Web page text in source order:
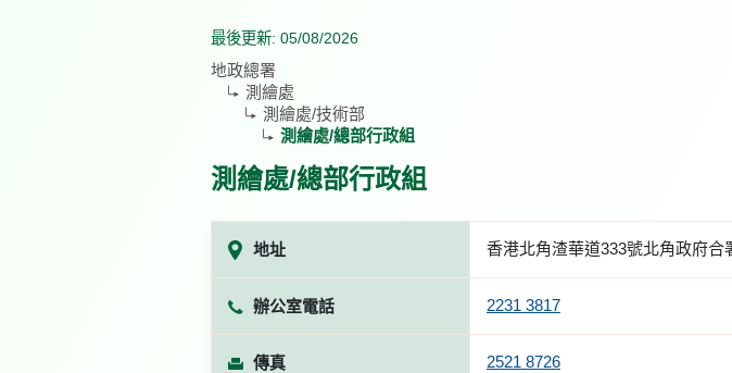
最後更新: 05/08/2026
地政總署
測繪處
測繪處/技術部
測繪處/總部行政組
測繪處/總部行政組
地址 香港北角渣華道333號北角政府合
辦公室電話 2231 3817
傳真 2521 8726